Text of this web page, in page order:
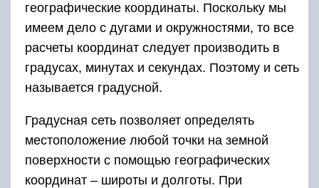
географические координаты. Поскольку мы
имеем дело с дугами и окружностями, то все
расчеты координат следует производить в
градусах, минутах и секундах. Поэтому и сеть
называется градусной.
Градусная сеть позволяет определять
местоположение любой точки на земной
поверхности с помощью географических
координат – широты и долготы. При